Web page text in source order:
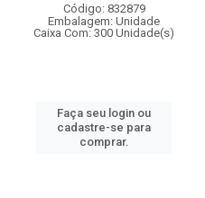
Código: 832879
Embalagem: Unidade
Caixa Com: 300 Unidade(s)
Faça seu login ou
cadastre-se para
comprar.